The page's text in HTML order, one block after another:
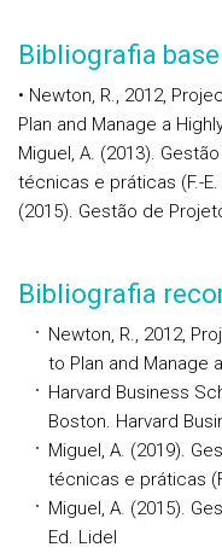
Bibliografia base
• Newton, R., 2012,
Plan and Manage a
Miguel, A. (2013).
técnicas e práticas (F.-
(2015). Gestão de
Bibliografia
Newton, R., 2012,
to Plan and Manage
Harvard Business
Boston. Harvard
Miguel, A. (2019).
técnicas e práticas
Miguel, A. (2015).
Ed. Lidel